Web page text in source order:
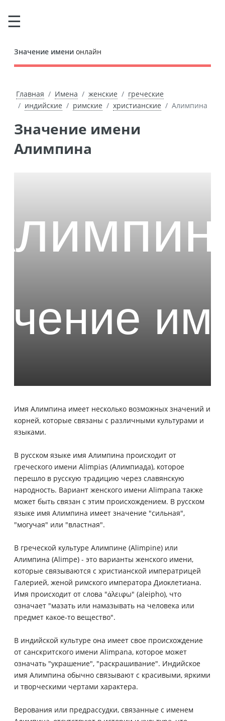
Значение имени онлайн
Главная Имена женские
греческие
индийские
римские христианские Алимпина
Значение имени
Алимпина
Имя Алимпина имеет несколько возможных значений и
корней, которые связаны с различными культурами и
языками.
В русском языке имя Алимпина происходит от
греческого имени Alimpias (Алимпиада), которое
перешло в русскую традицию через славянскую
народность. Вариант женского имени Alimpana также
может быть связан с этим происхождением. В русском
языке имя Алимпина имеет значение "сильная",
"могучая" или "властная".
В греческой культуре Алимпине (Alimpine) или
Алимпина (Alimpe) - это варианты женского имени,
которые связываются с христианской императрицей
Галерией, женой римского императора Диоклетиана.
Имя происходит от слова "ἀλειφω" (aleipho), что
означает "мазать или намазывать на человека или
предмет какое-то вещество".
В индийской культуре она имеет свое происхождение
от санскритского имени Alimpana, которое может
означать "украшение", "раскрашивание". Индийское
имя Алимпина обычно связывают с красивыми, яркими
и творческими чертами характера.
Верования или предрассудки, связанные с именем